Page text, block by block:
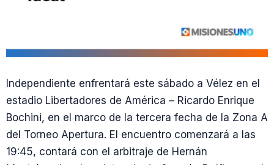
Independiente enfrentará este sábado a Vélez en el
estadio Libertadores de América – Ricardo Enrique
Bochini, en el marco de la tercera fecha de la Zona A
del Torneo Apertura. El encuentro comenzará a las
19:45, contará con el arbitraje de Hernán